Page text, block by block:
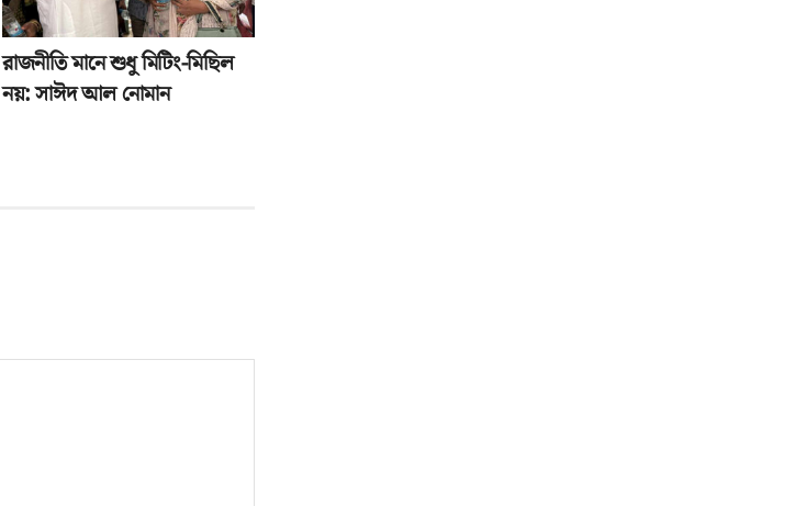
রাজনীতি মানে শুধু মিটিং-মিছিল
নয়: সাঈদ আল নোমান